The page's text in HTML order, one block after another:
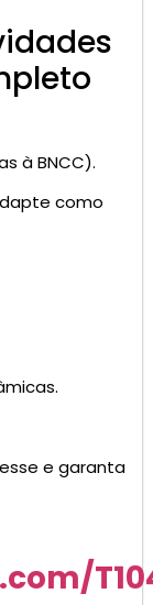
à BNCC).
como
e garanta